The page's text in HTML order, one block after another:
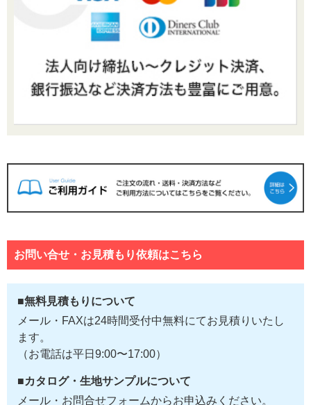
お問い合せ・お見積もり依頼はこちら
■無料見積もりについて
メール・FAXは24時間受付中無料にてお見積りいたし
ます。
（お電話は平日9:00〜17:00）
■カタログ・生地サンプルについて
メール・お問合せフォームからお申込みください。